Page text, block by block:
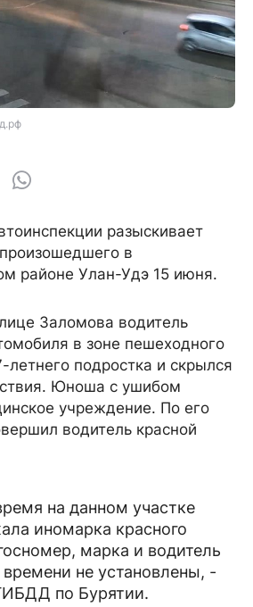
разыскивает
в
районе Улан-Удэ 15 июня.
Заломова водитель
в зоне пешеходного
летнего подростка и скрылся
Юноша с ушибом
учреждение. По его
водитель красной
на данном участке
иномарка красного
марка и водитель
не установлены, -
по Бурятии.